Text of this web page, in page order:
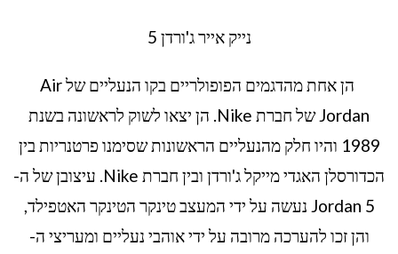
נייק אייר ג'ורדן 5
הן אחת מהדגמים הפופולריים בקו הנעליים של Air
Jordan של חברת Nike. הן יצאו לשוק לראשונה בשנת
1989 והיו חלק מהנעליים הראשונות שסימנו פרטנריות בין
הכדורסלן האגדי מייקל ג'ורדן ובין חברת Nike. עיצובן של ה-
Jordan 5 נעשה על ידי המעצב טינקר הטינקר האטפילד,
והן זכו להערכה מרובה על ידי אוהבי נעליים ומעריצי ה-